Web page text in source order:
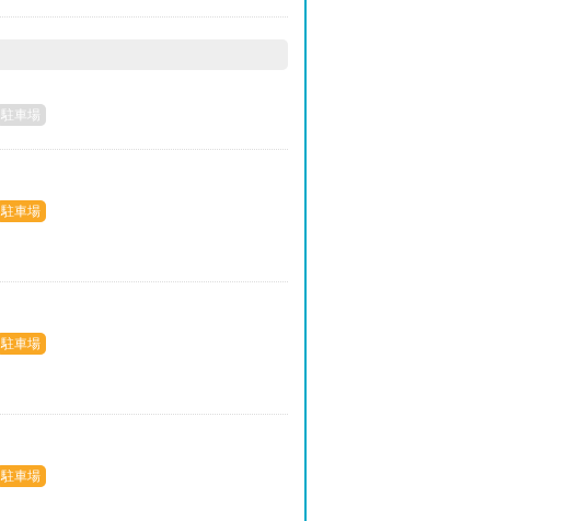
駐車場
駐車場
駐車場
駐車場